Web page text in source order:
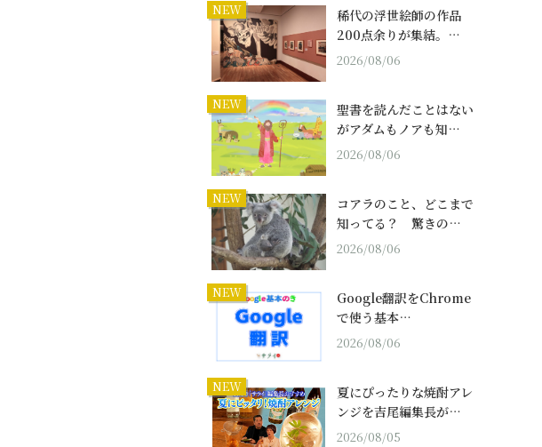
NEW
稀代の浮世絵師の作品
200点余りが集結。…
2026/08/06
NEW
聖書を読んだことはない
がアダムもノアも知…
2026/08/06
NEW
コアラのこと、どこまで
知ってる？ 驚きの…
2026/08/06
NEW
Google翻訳をChrome
で使う基本…
2026/08/06
NEW
夏にぴったりな焼酎アレ
ンジを吉尾編集長が…
2026/08/05